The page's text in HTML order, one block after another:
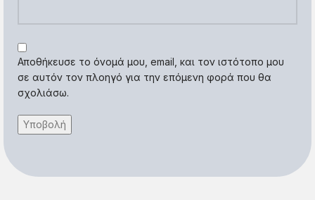
Αποθήκευσε το όνομά μου, email, και τον ιστότοπο μου
σε αυτόν τον πλοηγό για την επόμενη φορά που θα
σχολιάσω.